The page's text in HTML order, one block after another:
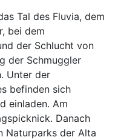
Tal des Fluvia, dem
bei dem
der Schlucht von
der Schmuggler
Unter der
befinden sich
einladen. Am
Danach
Naturparks der Alta